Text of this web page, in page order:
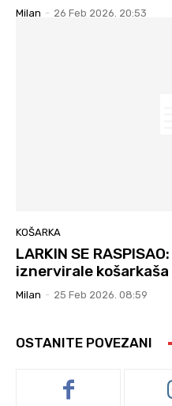
Milan - 26 Feb 2026. 20:53
KOŠARKA
LARKIN SE
iznervirale košarkaša
Milan - 25 Feb 2026. 08:59
OSTANITE POVEZANI